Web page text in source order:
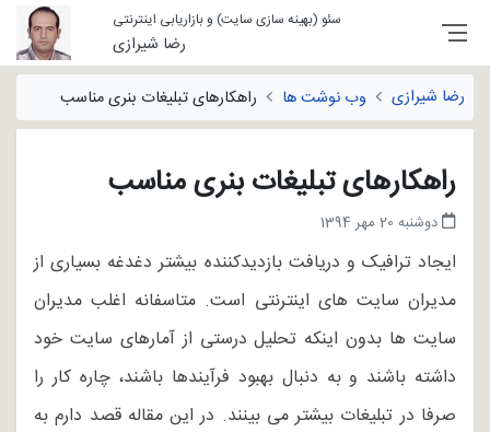
سئو (بهینه سازی سایت) و بازاریابی اینترنتی
رضا شیرازی
رضا شیرازی
وب نوشت ها راهکارهای تبلیغات بنری مناسب
راهکارهای تبلیغات بنری مناسب
دوشنبه 20 مهر 1394
ایجاد ترافیک و دریافت بازدیدکننده بیشتر دغدغه بسیاری از
مدیران سایت های اینترنتی است. متاسفانه اغلب مدیران
سایت ها بدون اینکه تحلیل درستی از آمارهای سایت خود
داشته باشند و به دنبال بهبود فرآیندها باشند، چاره کار را
صرفا در تبلیغات بیشتر می بینند. در این مقاله قصد دارم به